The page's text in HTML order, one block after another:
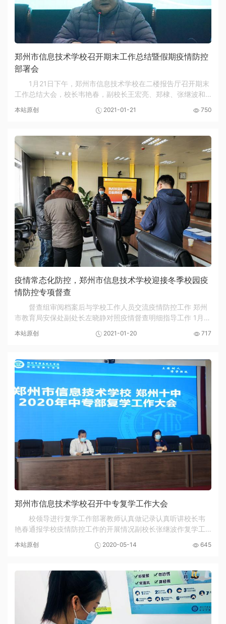
郑州市信息技术学校召开期末工作总结暨假期疫情防控
部署会
1月21日下午，郑州市信息技术学校在二楼报告厅召开期末
工作总结大会，校长韦艳春，副校长王宏亮、郑棣、张继波和
本站原创 2021-01-21 750
疫情常态化防控，郑州市信息技术学校迎接冬季校园疫
情防控专项督查
督查组审阅档案后与学校工作人员交流疫情防控工作 郑州
市教育局安保处副处长左晓静对照疫情督查明细指导工作 1月
长左晓静的带领下，冒着严寒来到郑州市信息...
本站原创 2021-01-20 717
郑州市信息技术学校召开中专复学工作大会
校领导进行复学工作部署教师认真做记录认真听讲校长韦
艳春通报学校疫情防控工作的开展情况副校长张继波作复学工
保障师生的生命安全和各项教学工作的顺利开展...
本站原创 2020-05-14 645